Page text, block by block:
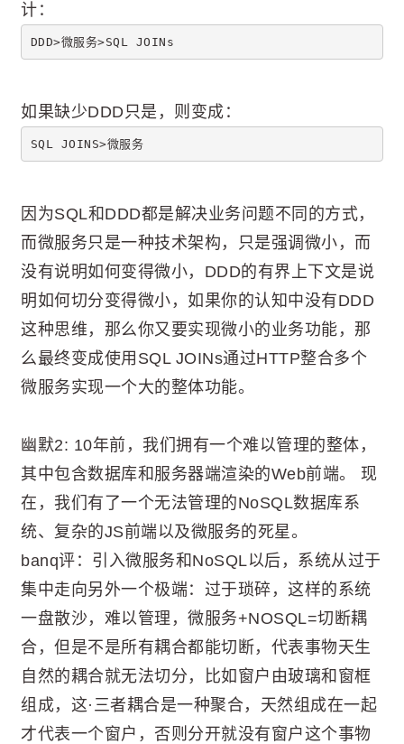
计：
DDD>微服务>SQL JOINs
如果缺少DDD只是，则变成：
SQL JOINS>微服务
因为SQL和DDD都是解决业务问题不同的方式，
而微服务只是一种技术架构，只是强调微小，而
没有说明如何变得微小，DDD的有界上下文是说
明如何切分变得微小，如果你的认知中没有DDD
这种思维，那么你又要实现微小的业务功能，那
么最终变成使用SQL JOINs通过HTTP整合多个
微服务实现一个大的整体功能。
幽默2: 10年前，我们拥有一个难以管理的整体，
其中包含数据库和服务器端渲染的Web前端。 现
在，我们有了一个无法管理的NoSQL数据库系
统、复杂的JS前端以及微服务的死星。
banq评：引入微服务和NoSQL以后，系统从过于
集中走向另外一个极端：过于琐碎，这样的系统
一盘散沙，难以管理，微服务+NOSQL=切断耦
合，但是不是所有耦合都能切断，代表事物天生
自然的耦合就无法切分，比如窗户由玻璃和窗框
组成，这·三者耦合是一种聚合，天然组成在一起
才代表一个窗户，否则分开就没有窗户这个事物